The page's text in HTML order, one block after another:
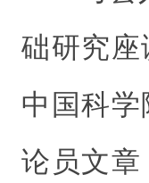
础研究
中国科
论员文